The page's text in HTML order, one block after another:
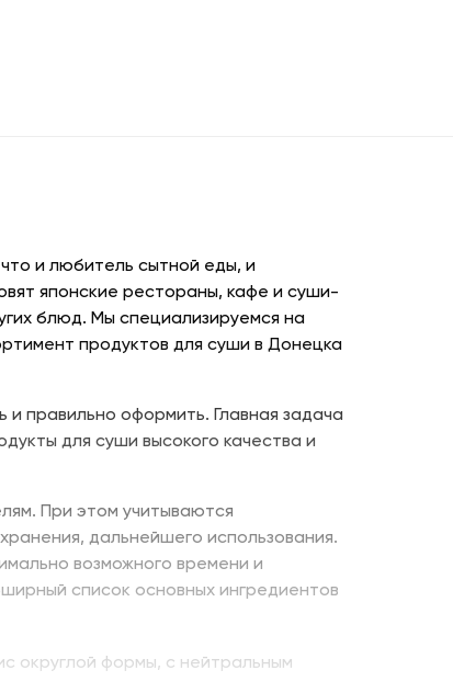
и любитель сытной еды, и
японские рестораны, кафе и суши-
блюд. Мы специализируемся на
продуктов для суши в Донецка
правильно оформить. Главная задача
для суши высокого качества и
При этом учитываются
дальнейшего использования.
возможного времени и
список основных ингредиентов
округлой формы, с нейтральным